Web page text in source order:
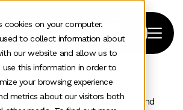
cookies on your computer.
to collect information about
our website and allow us to
use this information in order to
your browsing experience
metrics about our visitors both
Relationships Still Happen Beyond